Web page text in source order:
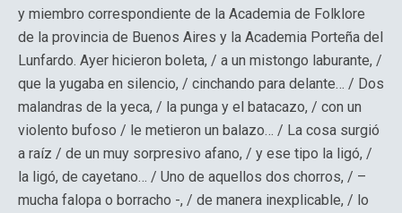
y miembro correspondiente de la Academia de Folklore
de la provincia de Buenos Aires y la Academia Porteña del
Lunfardo. Ayer hicieron boleta, / a un mistongo laburante, /
que la yugaba en silencio, / cinchando para delante… / Dos
malandras de la yeca, / la punga y el batacazo, / con un
violento bufoso / le metieron un balazo… / La cosa surgió
a raíz / de un muy sorpresivo afano, / y ese tipo la ligó, /
la ligó, de cayetano… / Uno de aquellos dos chorros, / –
mucha falopa o borracho -, / de manera inexplicable, / lo